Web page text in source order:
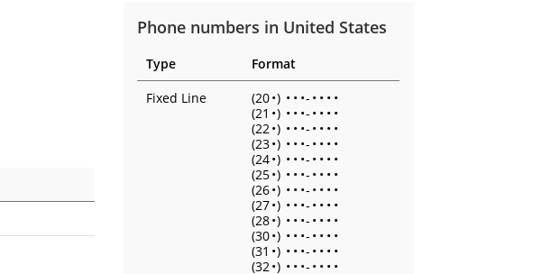
Phone numbers in United States
Type
Format
Fixed Line
(20•) • • •- • • • •
(21 •) • • •- • • • •
(22•) • • •- • • • •
(23•) • • •- • • • •
(24•) • • •- • • • •
(25•) • • •- • • • •
(26•) • • •- • • • •
(27•) • • •- • • • •
(28•) • • •- • • • •
(30•) • • •- • • • •
(31 •) • • •- • • • •
(32•) • • •- • • • •